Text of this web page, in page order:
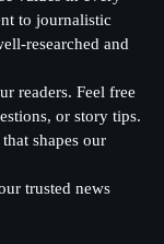
to journalistic
researched and
readers. Feel free
or story tips.
shapes our
trusted news